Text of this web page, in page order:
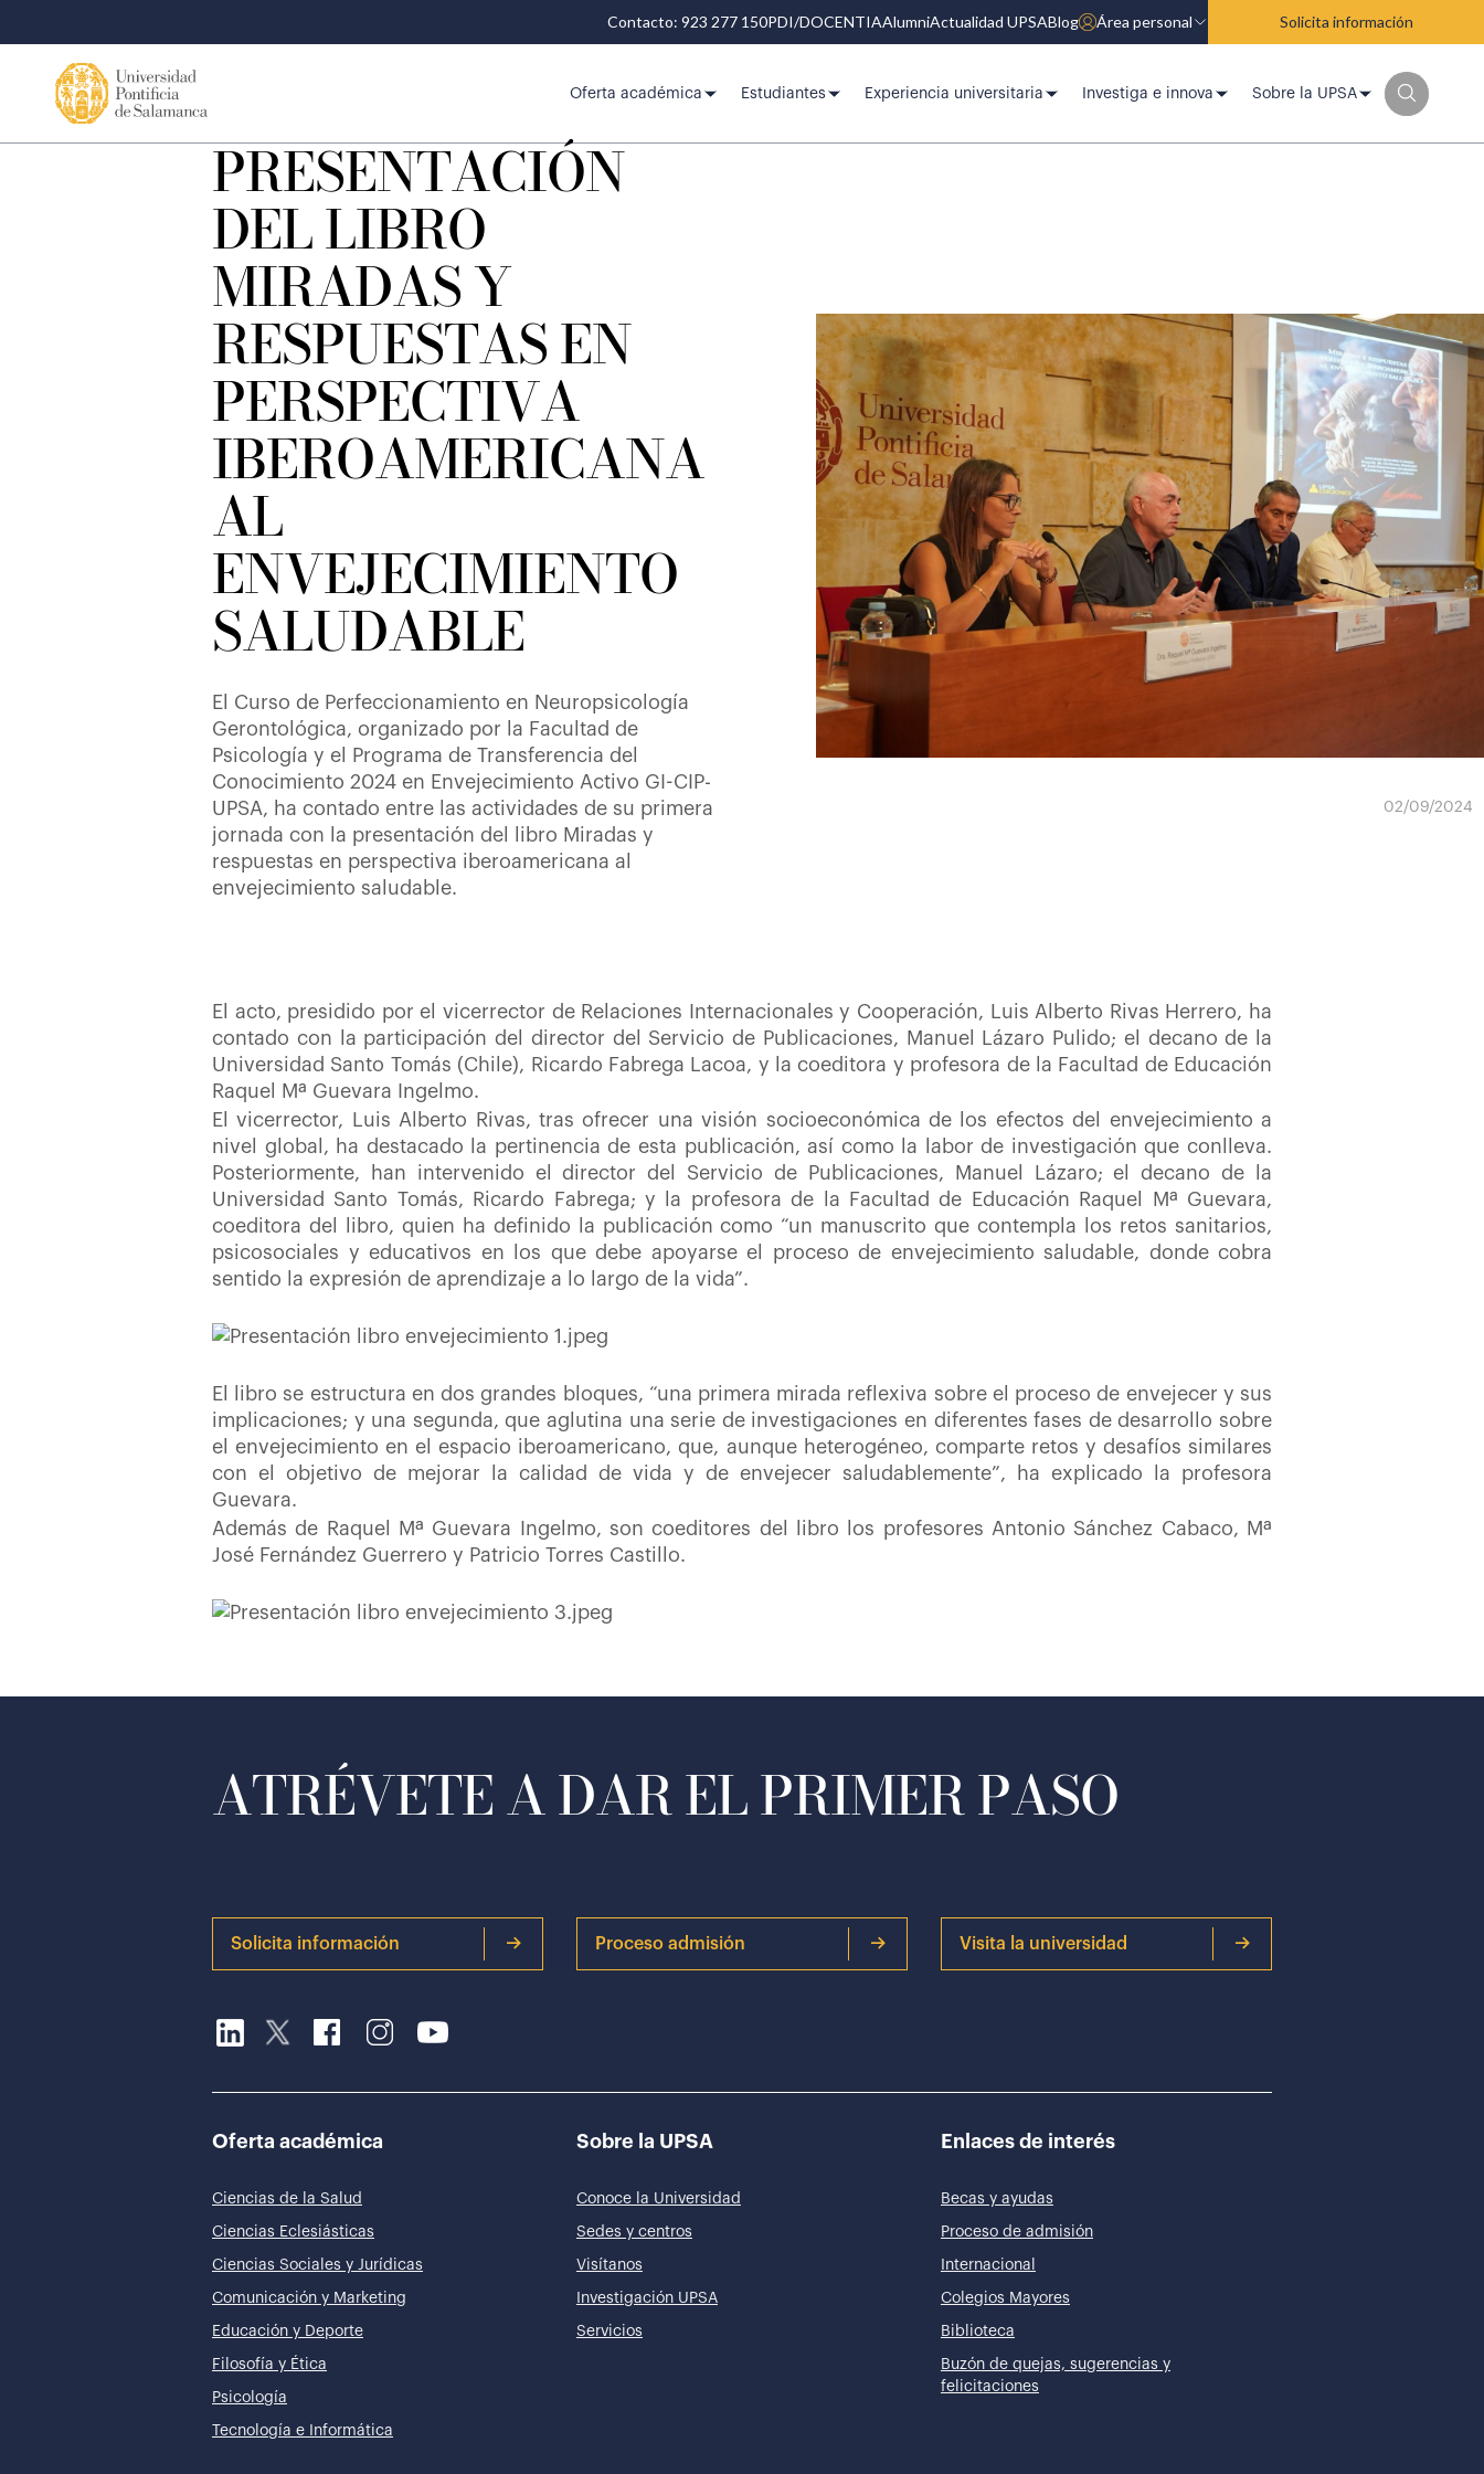
Contacto: 923 277 150PDI/DOCENTIAAlumniActualidad UPSABlog Área personal Solicita información
Oferta académica Estudiantes Experiencia universitaria Investiga e innova Sobre la UPSA
PRESENTACIÓN
DEL LIBRO
MIRADAS Y
RESPUESTAS EN
PERSPECTIVA
IBEROAMERICANA
AL
ENVEJECIMIENTO
SALUDABLE
El Curso de Perfeccionamiento en Neuropsicología
Gerontológica, organizado por la Facultad de
Psicología y el Programa de Transferencia del
Conocimiento 2024 en Envejecimiento Activo GI-CIP-
UPSA, ha contado entre las actividades de su primera
jornada con la presentación del libro Miradas y
respuestas en perspectiva iberoamericana al
envejecimiento saludable.
02/09/2024
El acto, presidido por el vicerrector de Relaciones Internacionales y Cooperación, Luis Alberto Rivas Herrero, ha
contado con la participación del director del Servicio de Publicaciones, Manuel Lázaro Pulido; el decano de la
Universidad Santo Tomás (Chile), Ricardo Fabrega Lacoa, y la coeditora y profesora de la Facultad de Educación
Raquel Mª Guevara Ingelmo.
El vicerrector, Luis Alberto Rivas, tras ofrecer una visión socioeconómica de los efectos del envejecimiento a
nivel global, ha destacado la pertinencia de esta publicación, así como la labor de investigación que conlleva.
Posteriormente, han intervenido el director del Servicio de Publicaciones, Manuel Lázaro; el decano de la
Universidad Santo Tomás, Ricardo Fabrega; y la profesora de la Facultad de Educación Raquel Mª Guevara,
coeditora del libro, quien ha definido la publicación como “un manuscrito que contempla los retos sanitarios,
psicosociales y educativos en los que debe apoyarse el proceso de envejecimiento saludable, donde cobra
sentido la expresión de aprendizaje a lo largo de la vida”.
El libro se estructura en dos grandes bloques, “una primera mirada reflexiva sobre el proceso de envejecer y sus
implicaciones; y una segunda, que aglutina una serie de investigaciones en diferentes fases de desarrollo sobre
el envejecimiento en el espacio iberoamericano, que, aunque heterogéneo, comparte retos y desafíos similares
con el objetivo de mejorar la calidad de vida y de envejecer saludablemente”, ha explicado la profesora
Guevara.
Además de Raquel Mª Guevara Ingelmo, son coeditores del libro los profesores Antonio Sánchez Cabaco, Mª
José Fernández Guerrero y Patricio Torres Castillo.
ATRÉVETE A DAR EL PRIMER PASO
Solicita información Proceso admisión Visita la universidad
Oferta académica
Ciencias de la Salud
Ciencias Eclesiásticas
Ciencias Sociales y Jurídicas
Comunicación y Marketing
Educación y Deporte
Filosofía y Ética
Psicología
Tecnología e Informática
Sobre la UPSA
Conoce la Universidad
Sedes y centros
Visítanos
Investigación UPSA
Servicios
Enlaces de interés
Becas y ayudas
Proceso de admisión
Internacional
Colegios Mayores
Biblioteca
Buzón de quejas, sugerencias y
felicitaciones